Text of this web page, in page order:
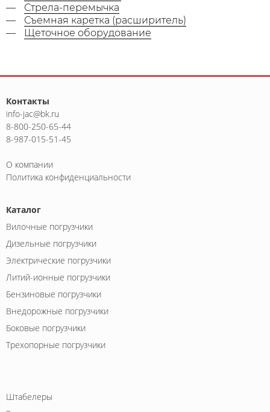
Стрела-перемычка
Съемная каретка (расширитель)
Щеточное оборудование
Контакты
info-jac@bk.ru
8-800-250-65-44
8-987-015-51-45
О компании
Политика конфиденциальности
Каталог
Вилочные погрузчики
Дизельные погрузчики
Электрические погрузчики
Литий-ионные погрузчики
Бензиновые погрузчики
Внедорожные погрузчики
Боковые погрузчики
Трехопорные погрузчики
Штабелеры